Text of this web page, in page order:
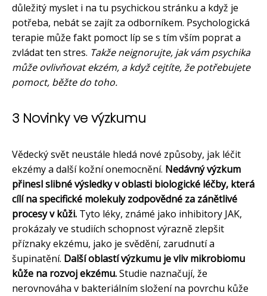
důležitý myslet i na tu psychickou stránku a když je
potřeba, nebát se zajít za odborníkem. Psychologická
terapie může fakt pomoct líp se s tím vším poprat a
zvládat ten stres. Takže neignorujte, jak vám psychika
může ovlivňovat ekzém, a když cejtíte, že potřebujete
pomoct, běžte do toho.
3 Novinky ve výzkumu
Vědecký svět neustále hledá nové způsoby, jak léčit
ekzémy a další kožní onemocnění. Nedávný výzkum
přinesl slibné výsledky v oblasti biologické léčby, která
cílí na specifické molekuly zodpovědné za zánětlivé
procesy v kůži. Tyto léky, známé jako inhibitory JAK,
prokázaly ve studiích schopnost výrazně zlepšit
příznaky ekzému, jako je svědění, zarudnutí a
šupinatění. Další oblastí výzkumu je vliv mikrobiomu
kůže na rozvoj ekzému.Studie naznačují, že
nerovnováha v bakteriálním složení na povrchu kůže